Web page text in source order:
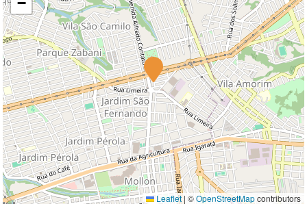
Leaflet | ©OpenStreetMapcontributors